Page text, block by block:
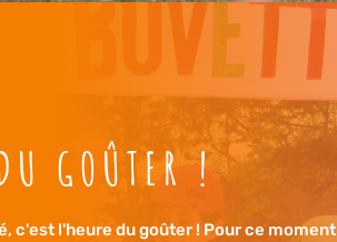
GOÛTER !
c'est l'heure du goûter ! Pour ce moment